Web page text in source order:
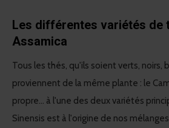
Les différentes variétés de
Assamica
Tous les thés, qu'ils soient verts, noirs,
proviennent de la même plante : le
propre... à l'une des deux variétés
Sinensis est à l'origine de nos